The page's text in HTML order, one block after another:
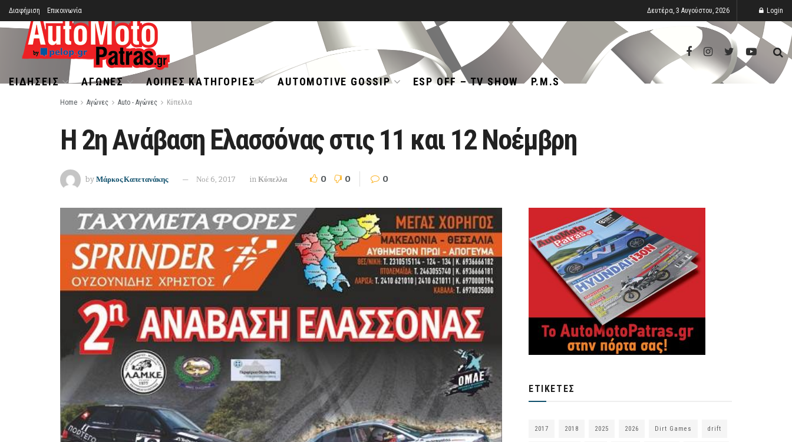
Διαφήμιση Επικοινωνία Δευτέρα, 3 Αυγούστου, 2026 Login
ΕΙΔΉΣΕΙΣ ΑΓΏΝΕΣ ΛΟΙΠΈΣ ΚΑΤΗΓΟΡΊΕΣ AUTOMOTIVE GOSSIP ESP OFF – TV SHOW P.M.S
Home Αγώνες Auto - Αγώνες Κύπελλα
Η 2η Ανάβαση Ελασσόνας στις 11 και 12 Νοέμβρη
by Μάρκος Καπετανάκης Νοέ 6, 2017 in Κύπελλα 0 0 0
ΕΤΙΚΈΤΕΣ
2017 2018 2025 2026 Dirt Games drift